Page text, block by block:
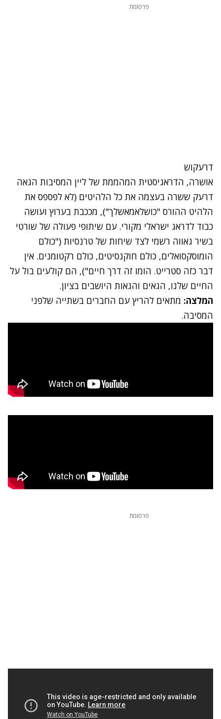
פרסומת
דרעקוש
אושרה, הדראגיסטית המהממת של ליין המסיבות הגאה
דרעק ששרה בעצמה את כל הלהיטים (לא לפספס את
הלהיט ההורס "כושלאמאשלך"), מככבת בערוץ ועושה
כבוד לדראג ישראלי מקורי. עם שיתופי פעולה של שורטי
בשיר גאווה רשמי לצד שיחות של טרנסיות ("כולם
הומוסקסואלים, כולם חוקנסיטים, כולם רקטומנים. אין
דבר כזה סטרייט. הומו זה דרך חיים"), הם קולעים בול על
החיים שלנו, הגאים והגאות היושבים בציון.
המלצה: מתאים להריץ עם החברים בשתייה שלפני
המסיבה.
פרסומת